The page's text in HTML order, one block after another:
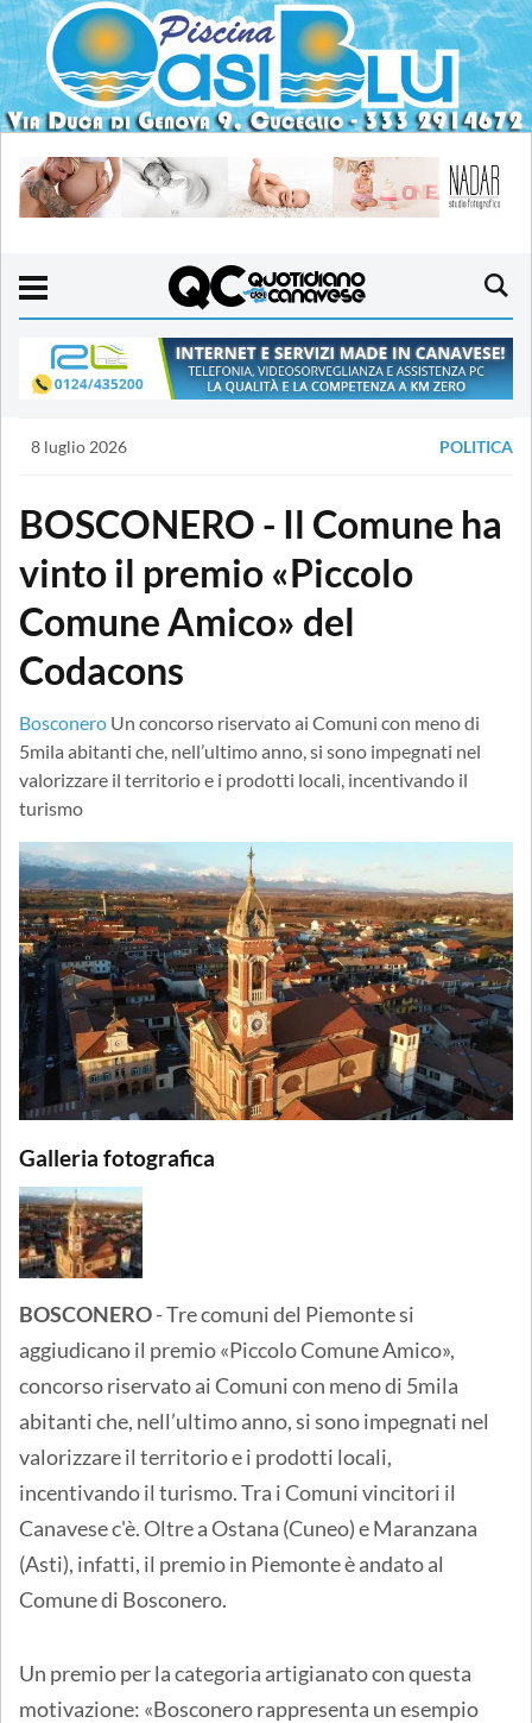
8 luglio 2026 POLITICA
BOSCONERO - Il Comune ha
vinto il premio «Piccolo
Comune Amico» del
Codacons
Bosconero Un concorso riservato ai Comuni con meno di
5mila abitanti che, nell’ultimo anno, si sono impegnati nel
valorizzare il territorio e i prodotti locali, incentivando il
turismo
Galleria fotografica
BOSCONERO- Tre comuni del Piemonte si
aggiudicano il premio «Piccolo Comune Amico»,
concorso riservato ai Comuni con meno di 5mila
abitanti che, nell’ultimo anno, si sono impegnati nel
valorizzare il territorio e i prodotti locali,
incentivando il turismo. Tra i Comuni vincitori il
Canavese c'è. Oltre a Ostana (Cuneo) e Maranzana
(Asti), infatti, il premio in Piemonte è andato al
Comune di Bosconero.
Un premio per la categoria artigianato con questa
motivazione: «Bosconero rappresenta un esempio